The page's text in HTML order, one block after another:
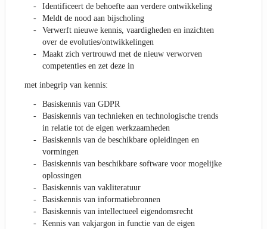
Identificeert de behoefte aan verdere ontwikkeling
Meldt de nood aan bijscholing
Verwerft nieuwe kennis, vaardigheden en inzichten
over de evoluties/ontwikkelingen
Maakt zich vertrouwd met de nieuw verworven
competenties en zet deze in
met inbegrip van kennis:
Basiskennis van GDPR
Basiskennis van technieken en technologische trends
in relatie tot de eigen werkzaamheden
Basiskennis van de beschikbare opleidingen en
vormingen
Basiskennis van beschikbare software voor mogelijke
oplossingen
Basiskennis van vakliteratuur
Basiskennis van informatiebronnen
Basiskennis van intellectueel eigendomsrecht
Kennis van vakjargon in functie van de eigen